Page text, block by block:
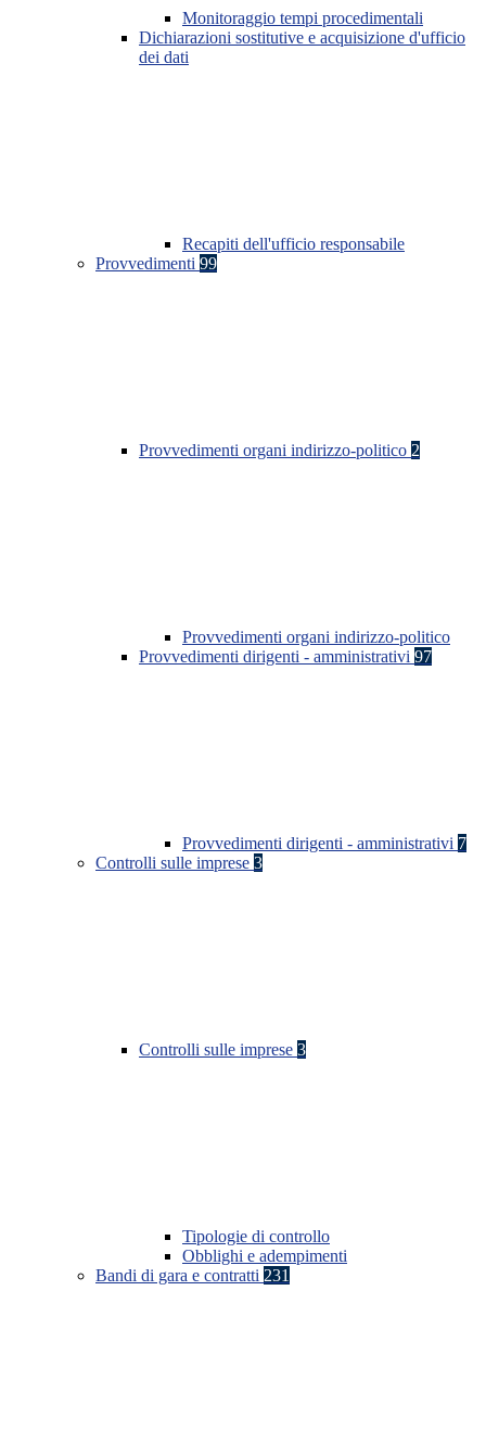
Monitoraggio tempi procedimentali
Dichiarazioni sostitutive e acquisizione d'ufficio
dei dati
Recapiti dell'ufficio responsabile
Provvedimenti 99
Provvedimenti organi indirizzo-politico 2
Provvedimenti organi indirizzo-politico
Provvedimenti dirigenti - amministrativi 97
Provvedimenti dirigenti - amministrativi 7
Controlli sulle imprese 3
Controlli sulle imprese 3
Tipologie di controllo
Obblighi e adempimenti
Bandi di gara e contratti 231